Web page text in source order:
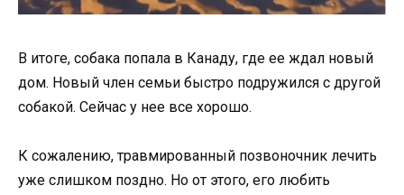
В итоге, собака попала в Канаду, где ее ждал новый
дом. Новый член семьи быстро подружился с другой
собакой. Сейчас у нее все хорошо.
К сожалению, травмированный позвоночник лечить
уже слишком поздно. Но от этого, его любить